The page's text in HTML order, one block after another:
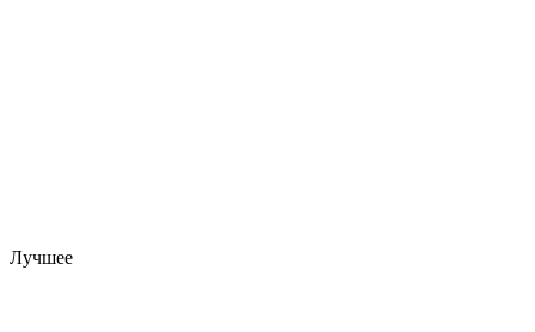
Лучшее